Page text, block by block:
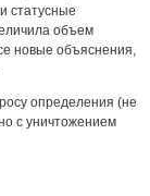
статусные
объем
новые объяснения,
определения (не
с уничтожением